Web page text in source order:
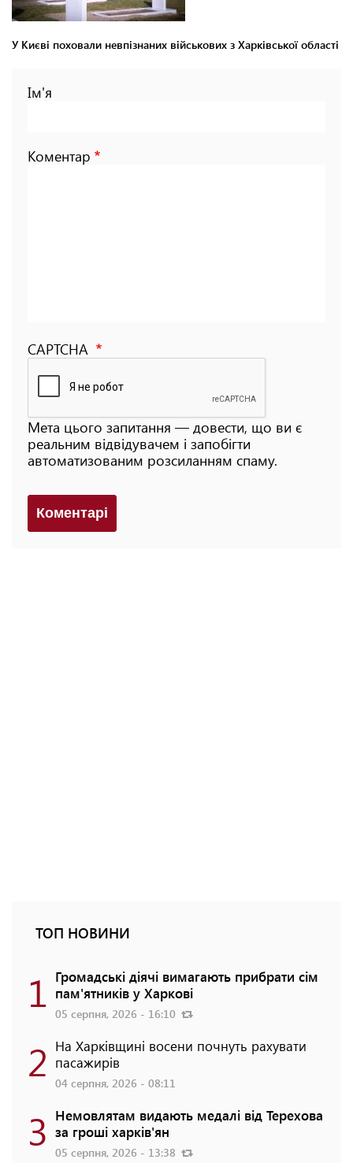
У Києві поховали невпізнаних військових з Харківської області
Ім'я
Коментар
CAPTCHA
Мета цього запитання — довести, що ви є
реальним відвідувачем і запобігти
автоматизованим розсиланням спаму.
Коментарi
ТОП НОВИНИ
1 Громадські діячі вимагають прибрати сім
пам'ятників у Харкові
05 серпня, 2026 - 16:10
2 На Харківщині восени почнуть рахувати
пасажирів
04 серпня, 2026 - 08:11
3 Немовлятам видають медалі від Терехова
за гроші харків'ян
05 серпня, 2026 - 13:38